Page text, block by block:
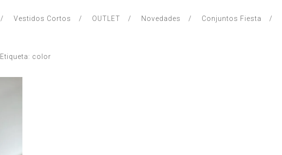
Vestidos Cortos OUTLET Novedades Conjuntos Fiesta
Etiqueta: color